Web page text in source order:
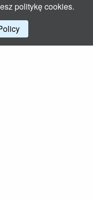
politykę cookies.